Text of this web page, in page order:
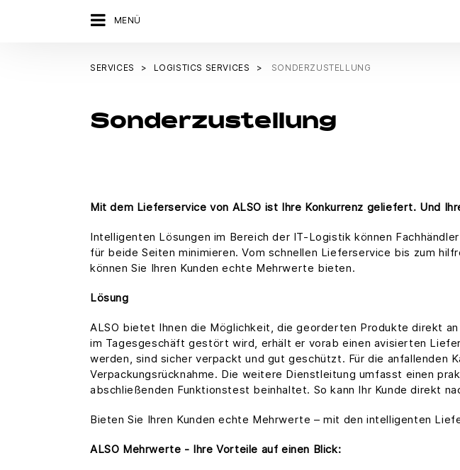
MENÜ
SERVICES LOGISTICS SERVICES SONDERZUSTELLUNG
Sonderzustellung
Mit dem Lieferservice von ALSO ist Ihre Konkurrenz geliefert. Und
Intelligenten Lösungen im Bereich der IT-Logistik können
für beide Seiten minimieren. Vom schnellen Lieferservice bis zum
können Sie Ihren Kunden echte Mehrwerte bieten.
Lösung
ALSO bietet Ihnen die Möglichkeit, die georderten Produkte direkt
im Tagesgeschäft gestört wird, erhält er vorab einen avisierten
werden, sind sicher verpackt und gut geschützt. Für die anfallenden
Verpackungsrücknahme. Die weitere Dienstleitung umfasst einen
abschließenden Funktionstest beinhaltet. So kann Ihr Kunde direkt
Bieten Sie Ihren Kunden echte Mehrwerte – mit den intelligenten
ALSO Mehrwerte - Ihre Vorteile auf einen Blick: